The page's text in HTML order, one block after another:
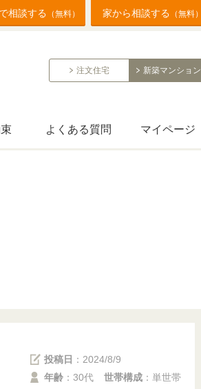
相談する （無料） 家から相談する （無料）
注文住宅 新築マンション
よくある質問 マイページ
投稿日 ： 2024/8/9
年齢 ：30代 世帯構成 ：単世帯